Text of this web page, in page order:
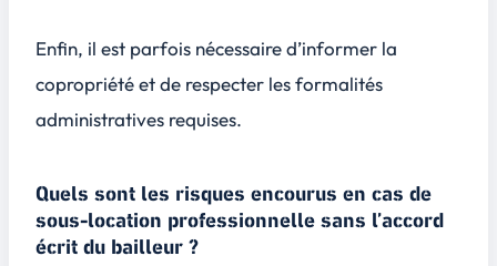
Enfin, il est parfois nécessaire d’informer la
copropriété et de respecter les formalités
administratives requises.
Quels sont les risques encourus en cas de
sous-location professionnelle sans l’accord
écrit du bailleur ?